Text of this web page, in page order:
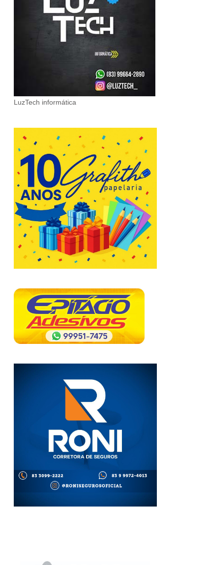
LuzTech informática